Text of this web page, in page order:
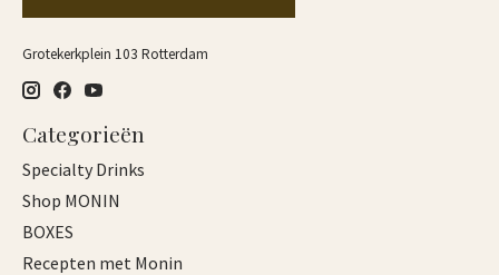
Grotekerkplein 103 Rotterdam
Categorieën
Specialty Drinks
Shop MONIN
BOXES
Recepten met Monin